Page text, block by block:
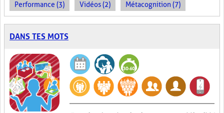
Performance (3) Vidéos (2) Métacognition (7)
DANS TES MOTS